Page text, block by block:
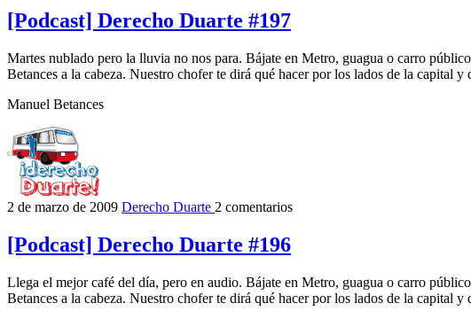
[Podcast] Derecho Duarte #197
Martes nublado pero la lluvia no nos para. Bájate en Metro, guagua o carro
Betances a la cabeza. Nuestro chofer te dirá qué hacer por los lados de la capital
Manuel Betances
2 de marzo de 2009 Derecho Duarte 2 comentarios
[Podcast] Derecho Duarte #196
Llega el mejor café del día, pero en audio. Bájate en Metro, guagua o carro
Betances a la cabeza. Nuestro chofer te dirá qué hacer por los lados de la capital